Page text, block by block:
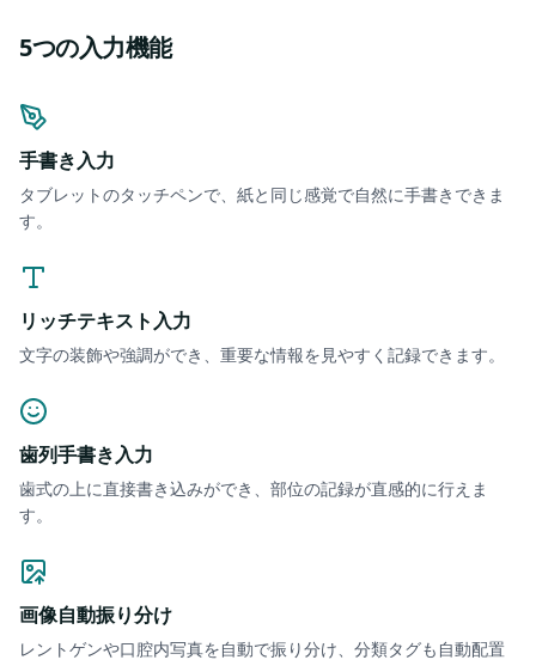
5つの入力機能
手書き入力
タブレットのタッチペンで、紙と同じ感覚で自然に手書きできま
す。
リッチテキスト入力
文字の装飾や強調ができ、重要な情報を見やすく記録できます。
歯列手書き入力
歯式の上に直接書き込みができ、部位の記録が直感的に行えま
す。
画像自動振り分け
レントゲンや口腔内写真を自動で振り分け、分類タグも自動配置